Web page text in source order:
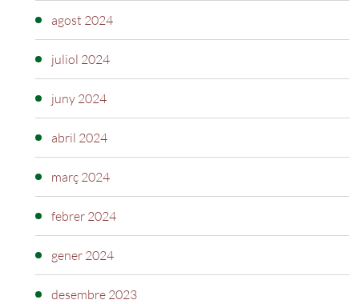
agost 2024
juliol 2024
juny 2024
abril 2024
març 2024
febrer 2024
gener 2024
desembre 2023